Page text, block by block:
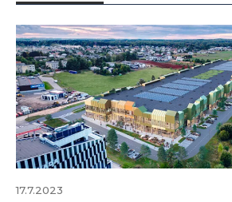
17.7.2023